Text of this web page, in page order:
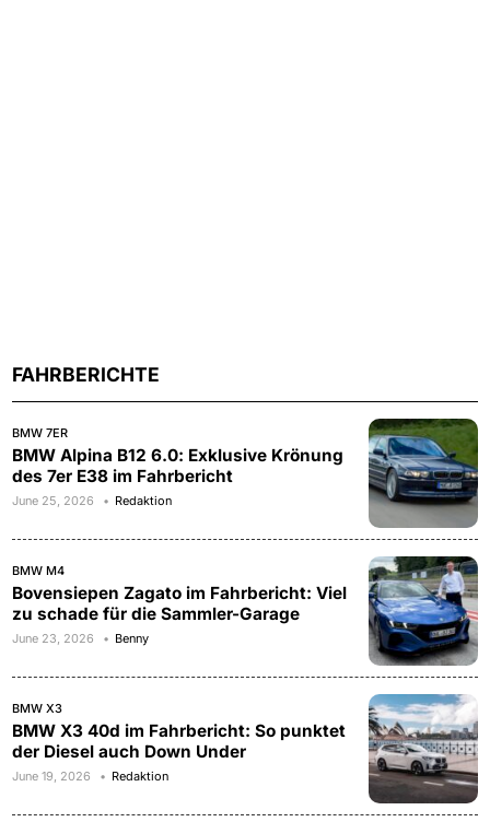
FAHRBERICHTE
BMW 7ER
BMW Alpina B12 6.0: Exklusive Krönung
des 7er E38 im Fahrbericht
June 25, 2026 Redaktion
BMW M4
Bovensiepen Zagato im Fahrbericht: Viel
zu schade für die Sammler-Garage
June 23, 2026 Benny
BMW X3
BMW X3 40d im Fahrbericht: So punktet
der Diesel auch Down Under
June 19, 2026 Redaktion